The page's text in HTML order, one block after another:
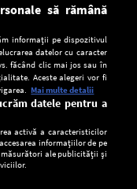
să rămână
informații pe dispozitivul
datelor cu caracter
făcând clic mai jos sau în
Aceste alegeri vor fi
Mai multe detalii
datele pentru a
activă a caracteristicilor
informațiilor de pe
ale publicității și